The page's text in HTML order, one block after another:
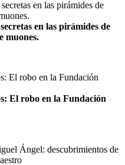
en las pirámides de
muones.
El robo en la Fundación